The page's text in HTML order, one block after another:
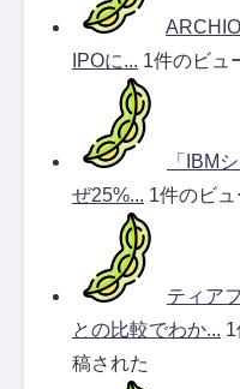
IPOに... 1件のビュ
「IBM
ぜ25%... 1件のビュ
ティア
との比較でわか...
稿された